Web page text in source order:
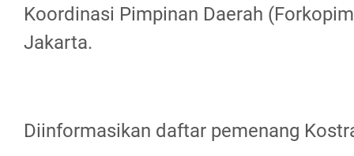
Koordinasi Pimpinan Daerah
Jakarta.
Diinformasikan daftar pemenang